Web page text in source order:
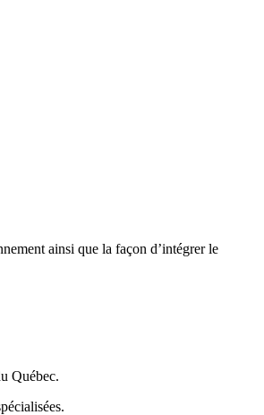
ainsi que la façon d’intégrer le
Québec.